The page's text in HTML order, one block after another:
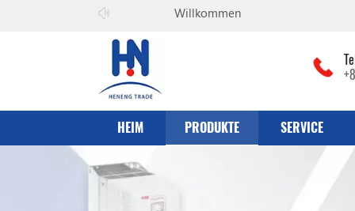
Willkommen zuhe can co., Ltd
HEIM PRODUKTE SERVICE